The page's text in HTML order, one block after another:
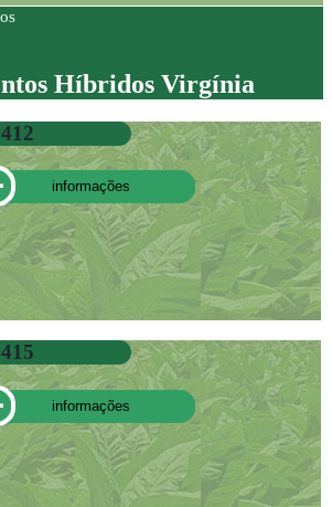
Híbridos Virgínia
informações
informações